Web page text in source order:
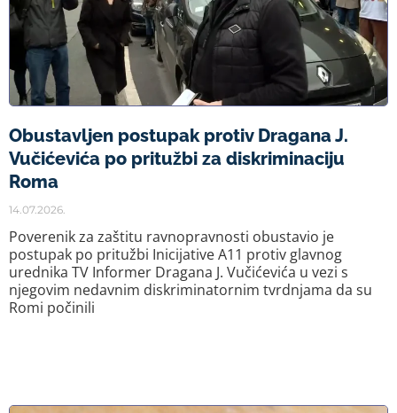
Obustavljen postupak protiv Dragana J.
Vučićevića po pritužbi za diskriminaciju
Roma
14.07.2026.
Poverenik za zaštitu ravnopravnosti obustavio je
postupak po pritužbi Inicijative A11 protiv glavnog
urednika TV Informer Dragana J. Vučićevića u vezi s
njegovim nedavnim diskriminatornim tvrdnjama da su
Romi počinili